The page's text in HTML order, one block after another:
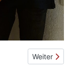
Nächster
Weiter